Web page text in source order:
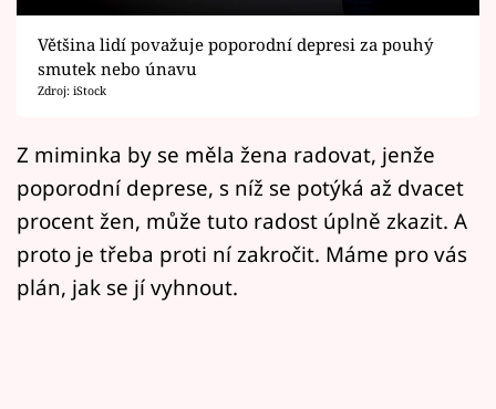
Filmový festival Karlovy Vary
Pořady
Přihlášení
Sledujte nás
Většina lidí považuje poporodní depresi za pouhý
smutek nebo únavu
Zdroj: iStock
Z miminka by se měla žena radovat, jenže
poporodní deprese, s níž se potýká až dvacet
procent žen, může tuto radost úplně zkazit. A
proto je třeba proti ní zakročit. Máme pro vás
plán, jak se jí vyhnout.